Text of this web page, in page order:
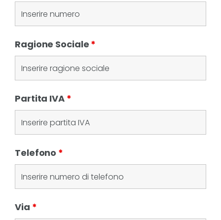
Ragione Sociale *
Partita IVA *
Telefono *
Via *